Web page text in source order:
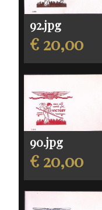
92.jpg
€ 20,00
90.jpg
€ 20,00